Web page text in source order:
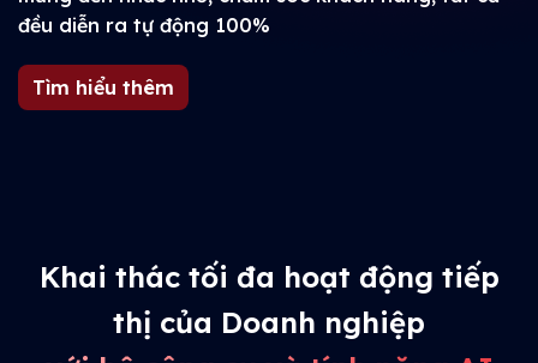
đều diễn ra tự động 100%
Tìm hiểu thêm
Khai thác tối đa hoạt động tiếp
thị của Doanh nghiệp